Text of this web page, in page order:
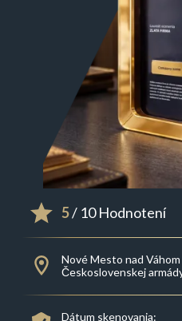
5/ 10 Hodnotení
Nové Mesto nad Váhom
Československej
Dátum skenovania: